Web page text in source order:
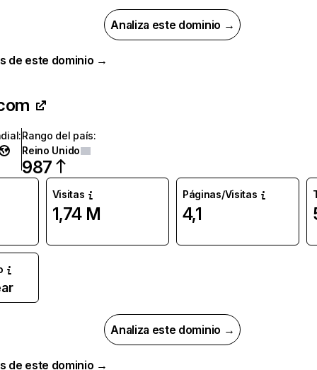
Analiza este dominio →
de este dominio →
:Rango del país:
Reino Unido
987
Visitas
1,74 M
Páginas/Visitas
4,1
Analiza este dominio →
de este dominio →